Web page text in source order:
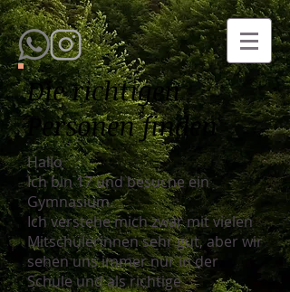
Die richtigen
Personen finden
Hallo
Ich bin 17 und besuche ein
Gymnasium.
Ich verstehe mich zwar mit vielen
Mitschülerinnen sehr gut, aber wir
sehen uns immer nur in der
Schule und als richtige